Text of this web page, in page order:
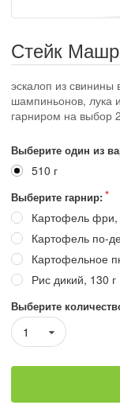
Стейк
эскалоп из свинины
шампиньонов, лука
гарниром на выбор
Выберите один из
510 г
Выберите гарнир:
Картофель фри,
Картофель по-
Картофельное
Рис дикий, 130 г
Выберите
1